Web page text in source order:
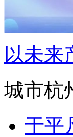
以未来
城市杭
于平